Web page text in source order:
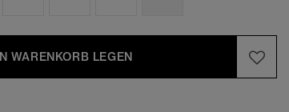
WARENKORB LEGEN